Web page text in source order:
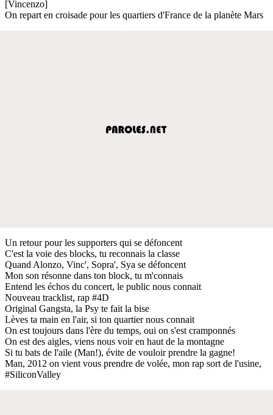
[Vincenzo]
On repart en croisade pour les quartiers d'France de la planète Mars
Un retour pour les supporters qui se défoncent
C'est la voie des blocks, tu reconnais la classe
Quand Alonzo, Vinc', Sopra', Sya se défoncent
Mon son résonne dans ton block, tu m'connais
Entend les échos du concert, le public nous connait
Nouveau tracklist, rap #4D
Original Gangsta, la Psy te fait la bise
Lèves ta main en l'air, si ton quartier nous connait
On est toujours dans l'ère du temps, oui on s'est cramponnés
On est des aigles, viens nous voir en haut de la montagne
Si tu bats de l'aile (Man!), évite de vouloir prendre la gagne!
Man, 2012 on vient vous prendre de volée, mon rap sort de l'usine,
#SiliconValley